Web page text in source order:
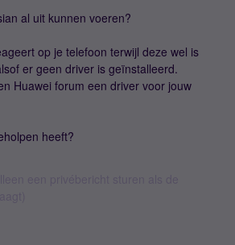
al uit kunnen voeren?
op je telefoon terwijl deze wel is
er geen driver is geïnstalleerd.
Huawei forum een driver voor jouw
heeft?